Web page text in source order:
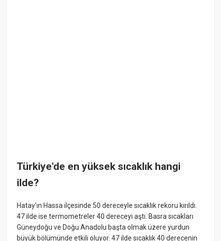
Türkiye'de en yüksek sıcaklık hangi
ilde?
Hatay'ın Hassa ilçesinde 50 dereceyle sıcaklık rekoru kırıldı.
47 ilde ise termometreler 40 dereceyi aştı. Basra sıcakları
Güneydoğu ve Doğu Anadolu başta olmak üzere yurdun
büyük bölümünde etkili oluyor. 47 ilde sıcaklık 40 derecenin